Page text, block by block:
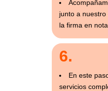
junto a
la firma en
6.
En este
servicios